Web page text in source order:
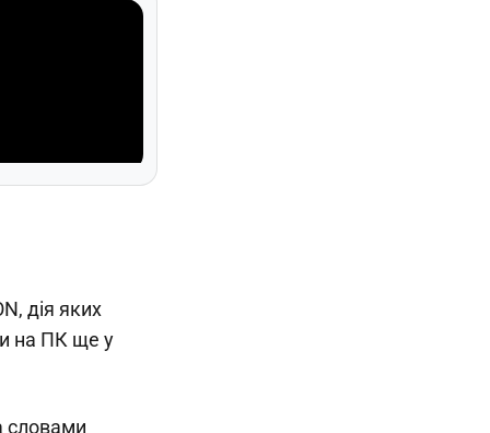
дія яких
на ПК ще у
словами